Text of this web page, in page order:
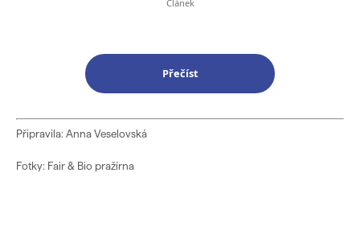
Připravila: Anna Veselovská
Fotky: Fair & Bio pražírna